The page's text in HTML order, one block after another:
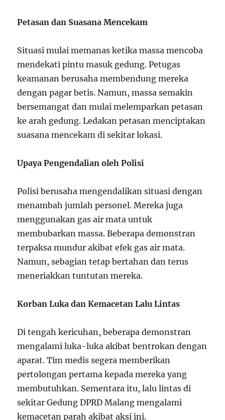
Petasan dan Suasana Mencekam
Situasi mulai memanas ketika massa mencoba
mendekati pintu masuk gedung. Petugas
keamanan berusaha membendung mereka
dengan pagar betis. Namun, massa semakin
bersemangat dan mulai melemparkan petasan
ke arah gedung. Ledakan petasan menciptakan
suasana mencekam di sekitar lokasi.
Upaya Pengendalian oleh Polisi
Polisi berusaha mengendalikan situasi dengan
menambah jumlah personel. Mereka juga
menggunakan gas air mata untuk
membubarkan massa. Beberapa demonstran
terpaksa mundur akibat efek gas air mata.
Namun, sebagian tetap bertahan dan terus
meneriakkan tuntutan mereka.
Korban Luka dan Kemacetan Lalu Lintas
Di tengah kericuhan, beberapa demonstran
mengalami luka-luka akibat bentrokan dengan
aparat. Tim medis segera memberikan
pertolongan pertama kepada mereka yang
membutuhkan. Sementara itu, lalu lintas di
sekitar Gedung DPRD Malang mengalami
kemacetan parah akibat aksi ini.